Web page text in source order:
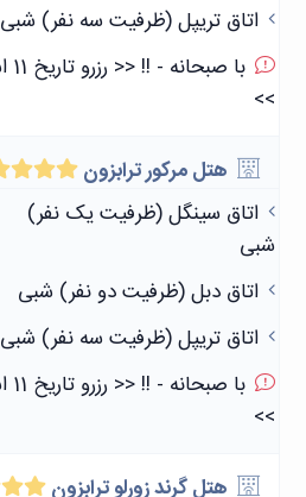
اتاق تریپل (ظرفیت سه نفر) شبی
>>
هتل مرکور ترابزون
اتاق سینگل (ظرفیت یک نفر)
شبی
اتاق دبل (ظرفیت دو نفر) شبی
اتاق تریپل (ظرفیت سه نفر) شبی
>>
هتل گرند زورلو ترابزون